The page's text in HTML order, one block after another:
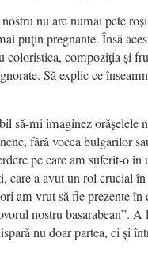
nu are numai pete
puţin pregnante. Însă
coloristica, compoziţia și
Să explic ce
să-mi imaginez orășelele
fără vocea bulgarilor
pe care am suferit-o
care a avut un rol crucial
am vrut să fie prezente
nostru basarabean”.
nu doar partea, ci și